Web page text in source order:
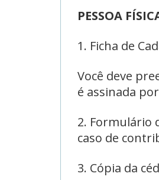
PESSOA
1. Ficha de
Você deve
é assinada
2. Formulário
caso de
3. Cópia da